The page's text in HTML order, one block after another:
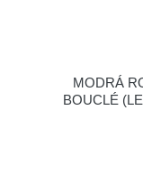
MODRÁ
BOUCLÉ